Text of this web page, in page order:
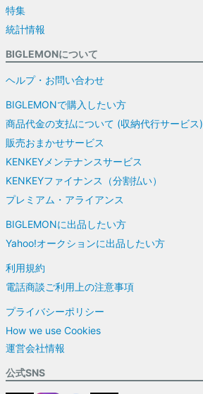
特集
統計情報
BIGLEMONについて
ヘルプ・お問い合わせ
BIGLEMONで購入したい方
商品代金の支払について (収納代行サービス)
販売おまかせサービス
KENKEYメンテナンスサービス
KENKEYファイナンス（分割払い）
プレミアム・アライアンス
BIGLEMONに出品したい方
Yahoo!オークションに出品したい方
利用規約
電話商談ご利用上の注意事項
プライバシーポリシー
How we use Cookies
運営会社情報
公式SNS